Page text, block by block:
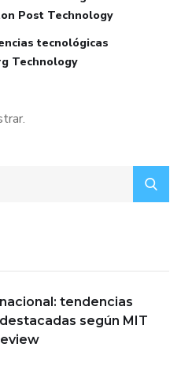
Post Technology
tecnológicas
Technology
tendencias
según MIT